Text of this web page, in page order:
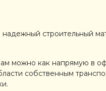
строительный
можно как напрямую в
собственным